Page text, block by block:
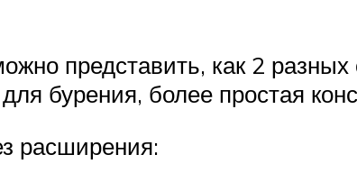
представить, как 2
бурения, более простая
расширения: